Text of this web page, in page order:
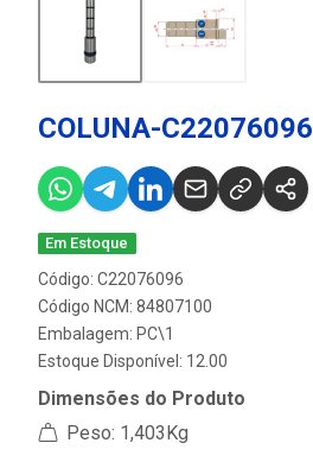
COLUNA-C22076096
Em Estoque
Código: C22076096
Código NCM: 84807100
Embalagem: PC\1
Estoque Disponível: 12.00
Dimensões do Produto
Peso: 1,403Kg